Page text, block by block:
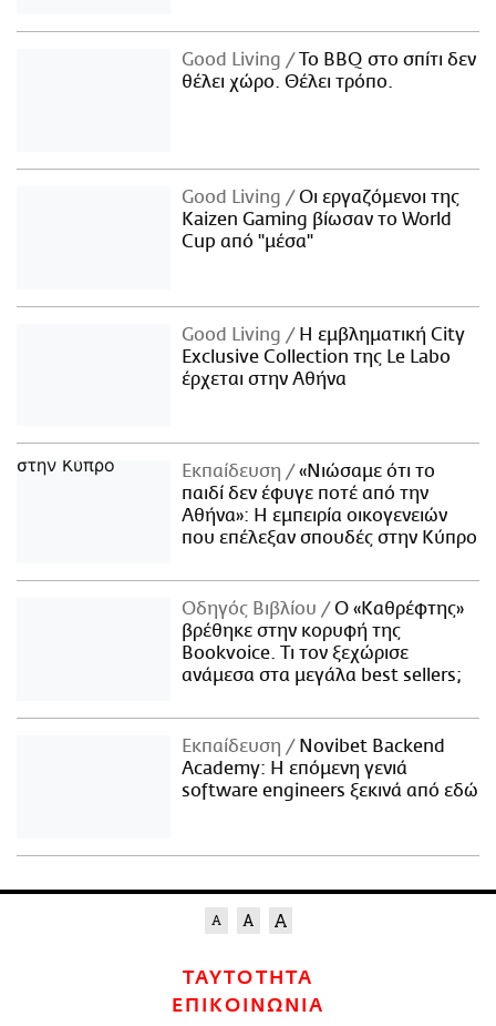
Good Living
Το BBQ στο σπίτι δεν
θέλει χώρο. Θέλει τρόπο.
Good Living
Οι εργαζόμενοι της
Kaizen Gaming βίωσαν το World
Cup από "μέσα"
Good Living
Η εμβληματική City
Exclusive Collection της Le Labo
έρχεται στην Αθήνα
Εκπαίδευση
«Νιώσαμε ότι το
παιδί δεν έφυγε ποτέ από την
Αθήνα»: Η εμπειρία οικογενειών
που επέλεξαν σπουδές στην Κύπρο
Οδηγός Βιβλίου
Ο «Καθρέφτης»
βρέθηκε στην κορυφή της
Bookvoice. Τι τον ξεχώρισε
ανάμεσα στα μεγάλα best sellers;
Εκπαίδευση
Novibet Backend
Academy: Η επόμενη γενιά
software engineers ξεκινά από εδώ
ΤΑΥΤΟΤΗΤΑ
ΕΠΙΚΟΙΝΩΝΙΑ